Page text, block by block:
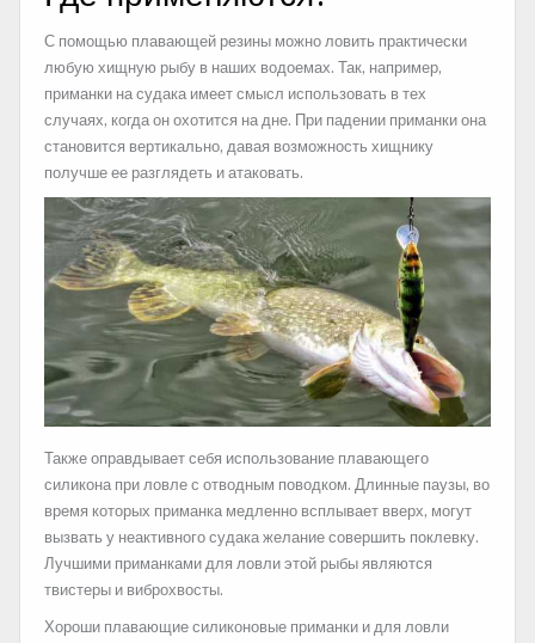
С помощью плавающей резины можно ловить практически
любую хищную рыбу в наших водоемах. Так, например,
приманки на судака имеет смысл использовать в тех
случаях, когда он охотится на дне. При падении приманки она
становится вертикально, давая возможность хищнику
получше ее разглядеть и атаковать.
Также оправдывает себя использование плавающего
силикона при ловле с отводным поводком. Длинные паузы, во
время которых приманка медленно всплывает вверх, могут
вызвать у неактивного судака желание совершить поклевку.
Лучшими приманками для ловли этой рыбы являются
твистеры и виброхвосты.
Хороши плавающие силиконовые приманки и для ловли